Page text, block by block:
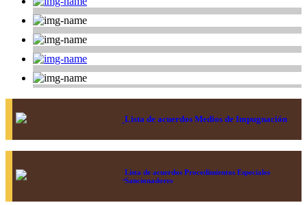
Lista de acuerdos Medios de Impugnación
Lista de acuerdos Procedimientos Especiales
Sancionadores